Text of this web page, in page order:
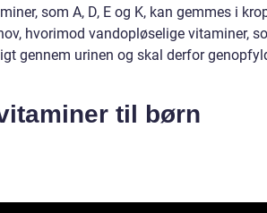
som A, D, E og K, kan gemmes i
hvorimod vandopløselige vitaminer,
gennem urinen og skal derfor
til børn